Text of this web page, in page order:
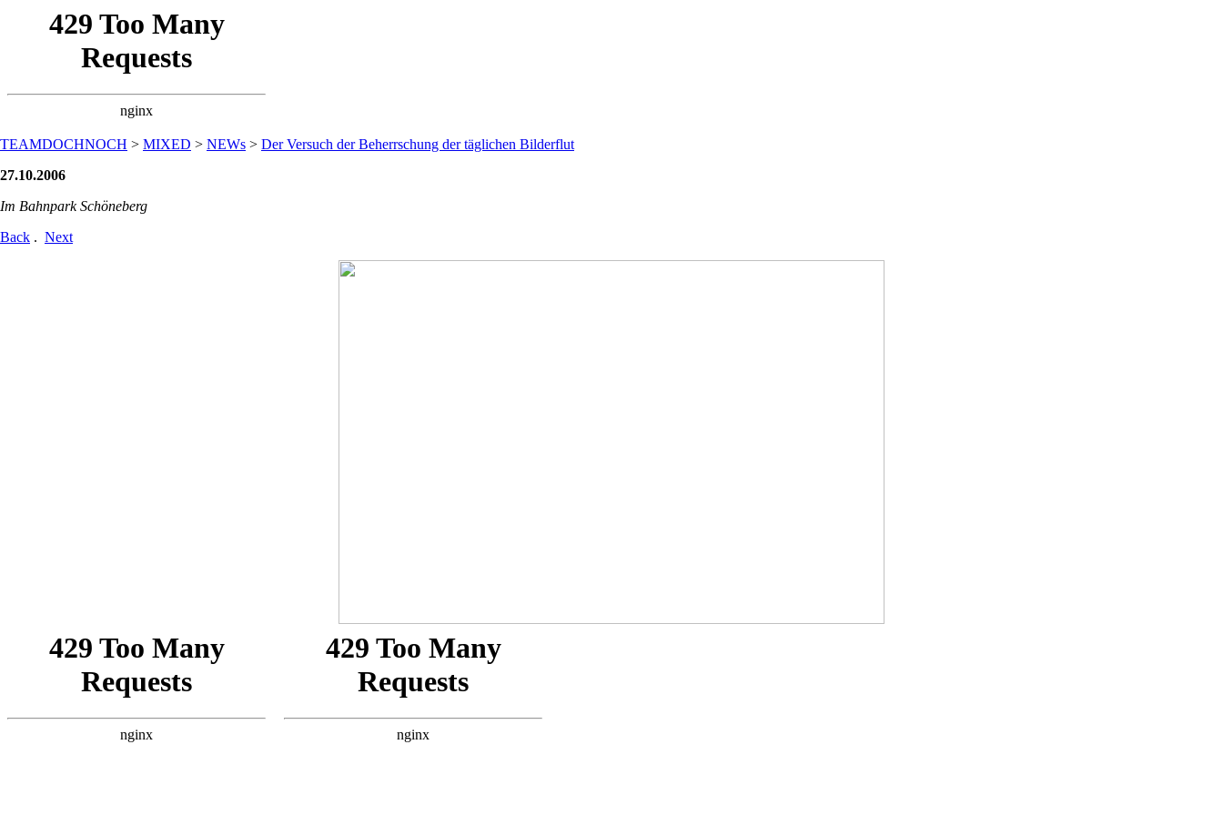
TEAMDOCHNOCH > MIXED > NEWs > Der Versuch der Beherrschung der täglichen Bilderflut
27.10.2006
Im Bahnpark Schöneberg
Back . Next